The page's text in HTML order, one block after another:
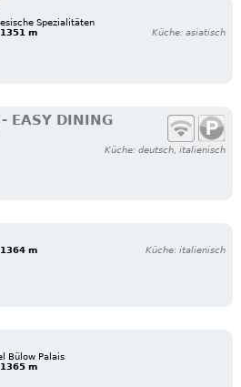
Spezialitäten
1351 m Küche: asiatisch
EASY DINING
Küche: deutsch, italienisch
1364 m Küche: italienisch
Bülow Palais
1365 m